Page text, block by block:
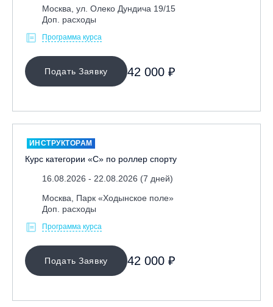
Москва, ул. Олеко Дундича 19/15
Доп. расходы
Программа курса
Подать Заявку 42 000 ₽
ИНСТРУКТОРАМ
Курс категории «С» по роллер спорту
16.08.2026 - 22.08.2026 (7 дней)
Москва, Парк «Ходынское поле»
Доп. расходы
Программа курса
Подать Заявку 42 000 ₽